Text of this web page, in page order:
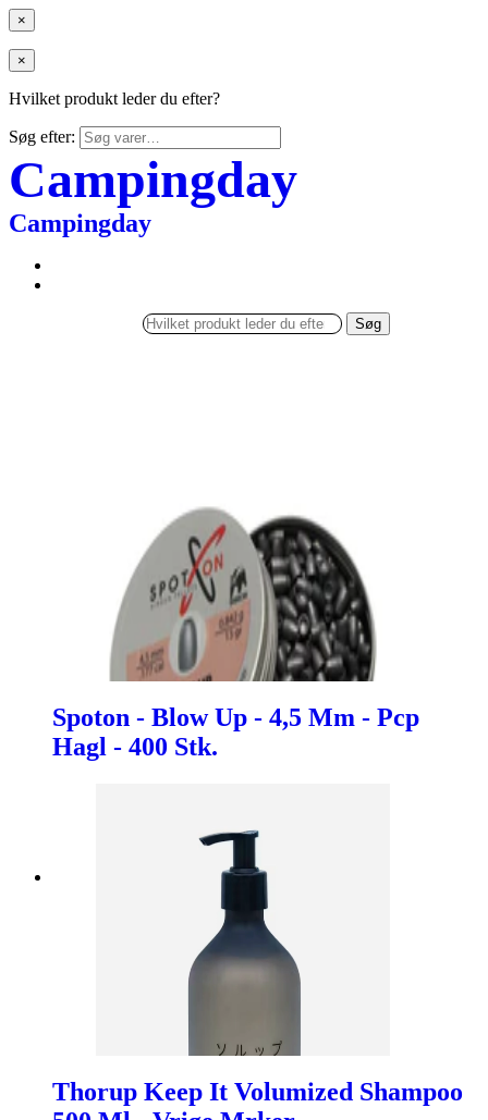
×
×
Hvilket produkt leder du efter?
Søg efter:
Campingday
Campingday
Søg
Spoton - Blow Up - 4,5 Mm - Pcp
Hagl - 400 Stk.
Thorup Keep It Volumized Shampoo